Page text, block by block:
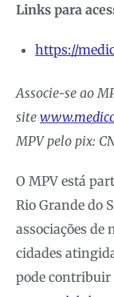
Links para
https://
Associe-se ao
site
MPV pelo pix:
O MPV está
Rio Grande do
associações de
cidades
pode contribuir